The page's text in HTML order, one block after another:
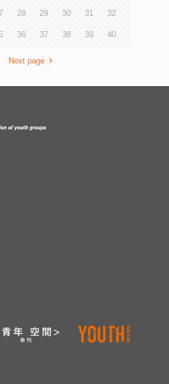
港基督教青年會及香港基督教女青年
共同探索遊歷，持續發掘每天生活
28 29 30 31 32
36 37 38 39 40
Next page